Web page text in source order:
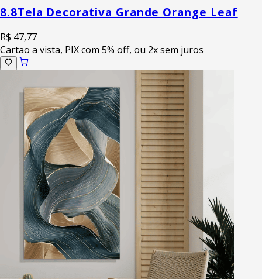
8.8Tela Decorativa Grande Orange Leaf
R$ 47,77
Cartao a vista, PIX com 5% off, ou 2x sem juros